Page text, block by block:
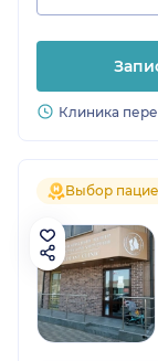
Клиника
Выбор